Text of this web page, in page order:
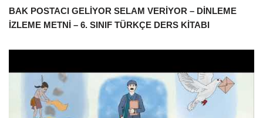
BAK POSTACI GELİYOR SELAM VERİYOR – DİNLEME
İZLEME METNİ – 6. SINIF TÜRKÇE DERS KİTABI